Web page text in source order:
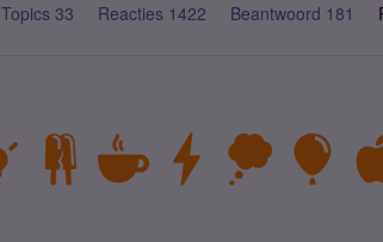
Topics 33 Reacties 1422 Beantwoord 181